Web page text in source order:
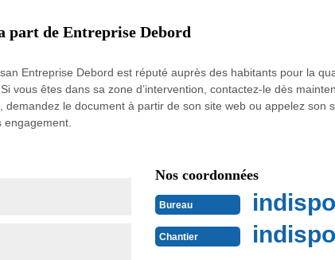
part de Entreprise Debord
Entreprise Debord est réputé auprès des habitants pour la
vous êtes dans sa zone d’intervention, contactez-le dès
demandez le document à partir de son site web ou appelez
Nos coordonnées
Bureau
Chantier